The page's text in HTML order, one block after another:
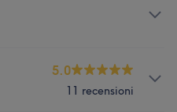
5.0
11 recensioni